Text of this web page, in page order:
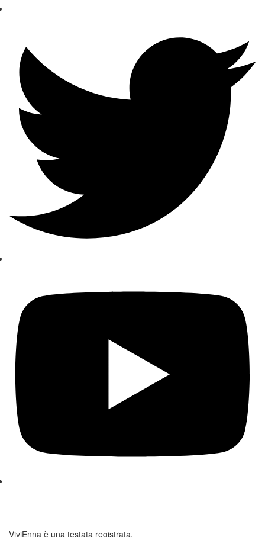
ViviEnna è una testata registrata.